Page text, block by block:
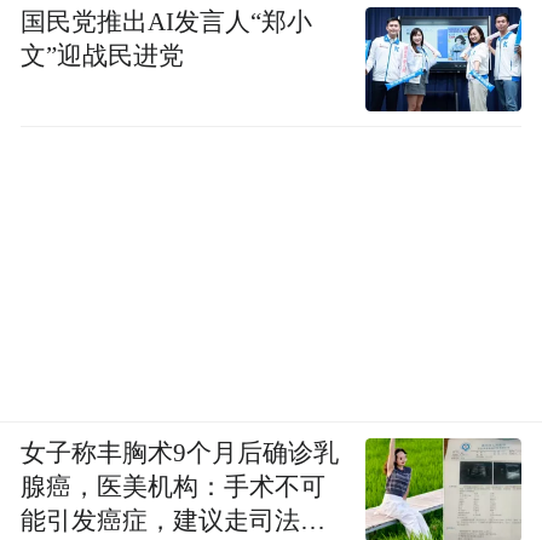
国民党推出AI发言人“郑小
文”迎战民进党
女子称丰胸术9个月后确诊乳
腺癌，医美机构：手术不可
能引发癌症，建议走司法途